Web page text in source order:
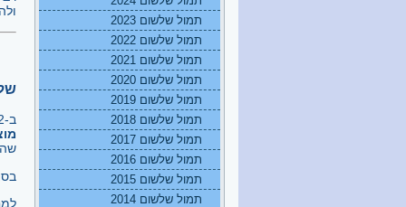
תמול שלשום 2023
תמול שלשום 2022
תמול שלשום 2021
תמול שלשום 2020
תמול שלשום 2019
תמול שלשום 2018
תמול שלשום 2017
תמול שלשום 2016
תמול שלשום 2015
תמול שלשום 2014
ב-2 במאי 1950 בבוקר, למחרת חגיגות 1 במאי בתל-אביב, נלוו 2 הנחשונים הראשונים,